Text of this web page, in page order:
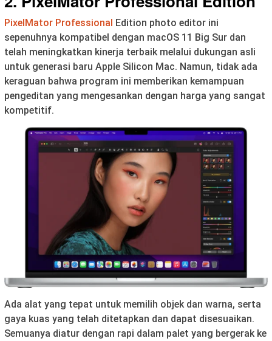
PixelMator Professional Edition photo editor ini
sepenuhnya kompatibel dengan macOS 11 Big Sur dan
telah meningkatkan kinerja terbaik melalui dukungan asli
untuk generasi baru Apple Silicon Mac. Namun, tidak ada
keraguan bahwa program ini memberikan kemampuan
pengeditan yang mengesankan dengan harga yang sangat
kompetitif.
Ada alat yang tepat untuk memilih objek dan warna, serta
gaya kuas yang telah ditetapkan dan dapat disesuaikan.
Semuanya diatur dengan rapi dalam palet yang bergerak ke